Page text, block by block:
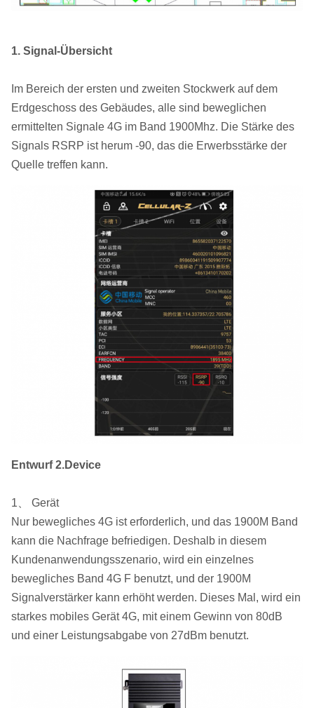
1. Signal-Übersicht
Im Bereich der ersten und zweiten Stockwerk auf dem
Erdgeschoss des Gebäudes, alle sind beweglichen
ermittelten Signale 4G im Band 1900Mhz. Die Stärke des
Signals RSRP ist herum -90, das die Erwerbsstärke der
Quelle treffen kann.
Entwurf 2.Device
1、 Gerät
Nur bewegliches 4G ist erforderlich, und das 1900M Band
kann die Nachfrage befriedigen. Deshalb in diesem
Kundenanwendungsszenario, wird ein einzelnes
bewegliches Band 4G F benutzt, und der 1900M
Signalverstärker kann erhöht werden. Dieses Mal, wird ein
starkes mobiles Gerät 4G, mit einem Gewinn von 80dB
und einer Leistungsabgabe von 27dBm benutzt.